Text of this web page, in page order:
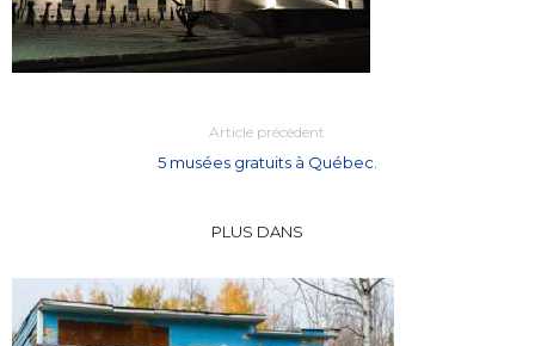
Article précédent
5 musées gratuits à Québec.
PLUS DANS